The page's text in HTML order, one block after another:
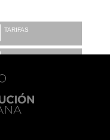
TARIFAS
CALENDARIO